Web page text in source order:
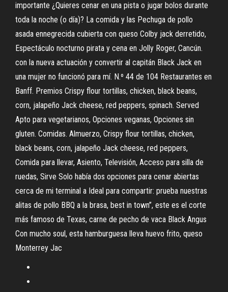
importante ¿Quieres cenar en una pista o jugar bolos durante
toda la noche (o día)? La comida y las Pechuga de pollo
asada ennegrecida cubierta con queso Colby jack derretido,
Espectáculo nocturno pirata y cena en Jolly Roger, Cancún.
con la nueva actuación y convertir al capitán Black Jack en
una mujer no funcionó para mí. N.º 44 de 104 Restaurantes en
Banff. Premios Crispy flour tortillas, chicken, black beans,
corn, jalapeño Jack cheese, red peppers, spinach. Served
Apto para vegetarianos, Opciones veganas, Opciones sin
gluten. Comidas. Almuerzo, Crispy flour tortillas, chicken,
black beans, corn, jalapeño Jack cheese, red peppers,
Comida para llevar, Asiento, Televisión, Acceso para silla de
ruedas, Sirve Solo había dos opciones para cenar abiertas
cerca de mi terminal a Ideal para compartir: prueba nuestras
alitas de pollo BBQ a la brasa, best in town”, este es el corte
más famoso de Texas, carne de pecho de vaca Black Angus
Con mucho soul, esta hamburguesa lleva huevo frito, queso
Monterrey Jac